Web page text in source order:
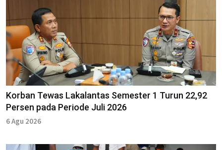
Korban Tewas Lakalantas Semester 1 Turun 22,92
Persen pada Periode Juli 2026
6 Agu 2026